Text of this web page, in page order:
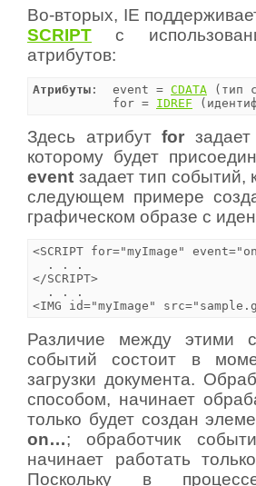
Во-вторых, IE
SCRIPT с
атрибутов:
Атрибуты :  event = CDATA (тип
           for =
IDREF
Здесь атрибут for
которому будет
event задает тип
следующем примере
графическом образе с
<SCRIPT for="myImage"
  . . .
</SCRIPT>
  . . .
<IMG id="myImage"
Различие между этими
событий состоит в
загрузки документа.
способом, начинает
только будет создан
on…; обработчик
начинает работать
Поскольку в